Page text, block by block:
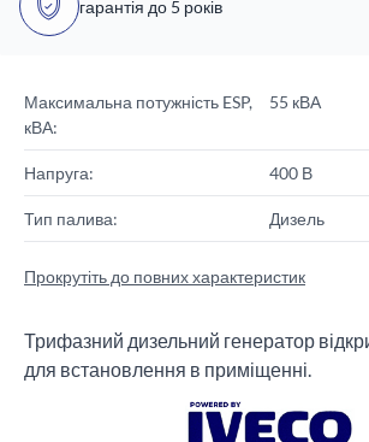
гарантія до 5 років
Максимальна потужність ESP,
кВА:
55 кВА
Напруга: 400 В
Тип палива: Дизель
Прокрутіть до повних характеристик
Трифазний дизельний генератор
для встановлення в приміщенні.